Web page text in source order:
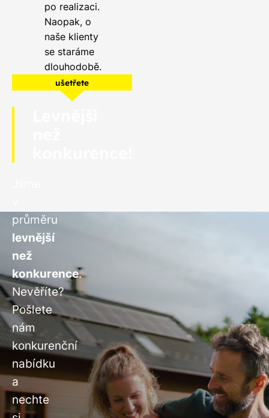
po realizaci.
Naopak, o
naše klienty
se staráme
dlouhodobě.
ušetřete
průměru
levnější
než
konkurence.
Nevěříte?
Pošlete
nám
konkurenční
nabídku
a
nechte